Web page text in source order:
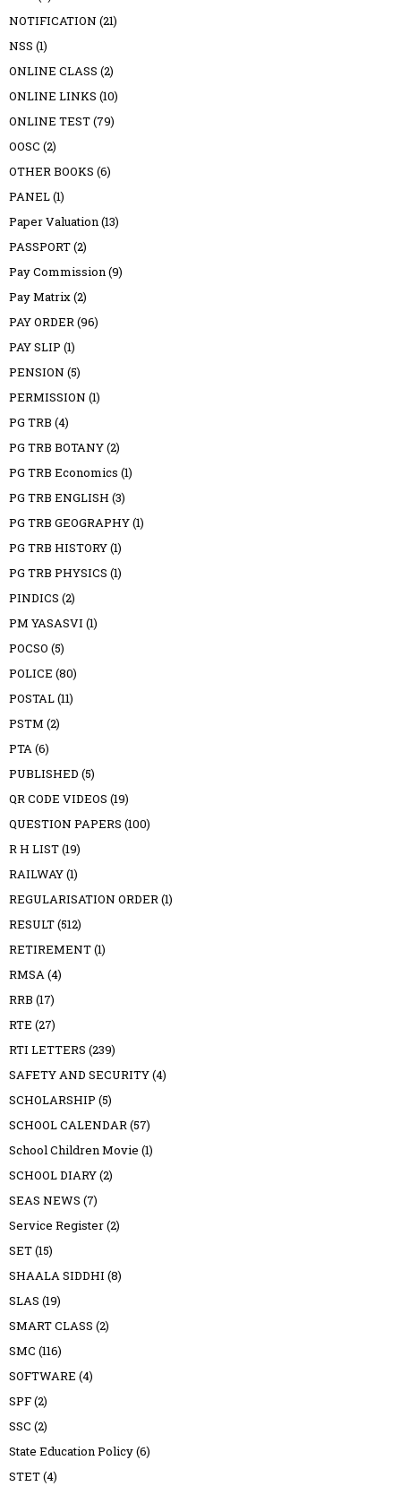
NOTIFICATION (21)
NSS (1)
ONLINE CLASS (2)
ONLINE LINKS (10)
ONLINE TEST(79)
OOSC (2)
OTHER BOOKS (6)
PANEL(1)
Paper Valuation(13)
PASSPORT(2)
Pay Commission(9)
Pay Matrix(2)
PAY ORDER(96)
PAY SLIP (1)
PENSION (5)
PERMISSION (1)
PG TRB (4)
PG TRB BOTANY(2)
PG TRB Economics (1)
PG TRB ENGLISH (3)
PG TRB GEOGRAPHY(1)
PG TRB HISTORY(1)
PG TRB PHYSICS (1)
PINDICS (2)
PM YASASVI (1)
POCSO (5)
POLICE (80)
POSTAL(11)
PSTM (2)
PTA(6)
PUBLISHED (5)
QR CODE VIDEOS (19)
QUESTION PAPERS (100)
R H LIST(19)
RAILWAY(1)
REGULARISATION ORDER(1)
RESULT(512)
RETIREMENT(1)
RMSA(4)
RRB (17)
RTE (27)
RTI LETTERS (239)
SAFETY AND SECURITY(4)
SCHOLARSHIP (5)
SCHOOL CALENDAR(57)
School Children Movie (1)
SCHOOL DIARY(2)
SEAS NEWS (7)
Service Register(2)
SET(15)
SHAALA SIDDHI (8)
SLAS (19)
SMART CLASS (2)
SMC (116)
SOFTWARE (4)
SPF(2)
SSC (2)
State Education Policy(6)
STET(4)